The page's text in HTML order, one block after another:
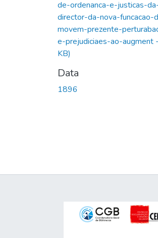
de-ordenanca-e-justicas-
director-da-nova-funcacao-
movem-prezente-
e-prejudiciaes-ao-augment
KB)
Data
1896